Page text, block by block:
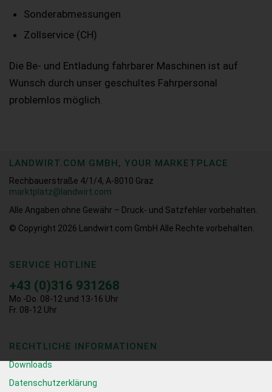
Sonderabmessungen
Zollservice (CH)
Die Be- und Entladung fahrbarer Maschinen ist auf
Wunsch durch unser geschultes Fahrpersonal
problemlos möglich.
LANDWIRT.COM GMBH, YOUR MARKETPLACE
Rechbauerstraße 4/1/4, A-8010 Graz
marktplatz@landwirt.com
Alle Angaben ohne Gewähr – Druck- und Satzfehler vorbehalten.
© Copyright 2026 Landwirt.com GmbH Alle Rechte vorbehalten.
SERVICE HOTLINE
+43 (0)316 931268
Mo.-Do. 08-12 und 13-16 Uhr
Fr. 08-12 Uhr
RECHTLICHE INFORMATIONEN
Downloads
Datenschutzerklärung